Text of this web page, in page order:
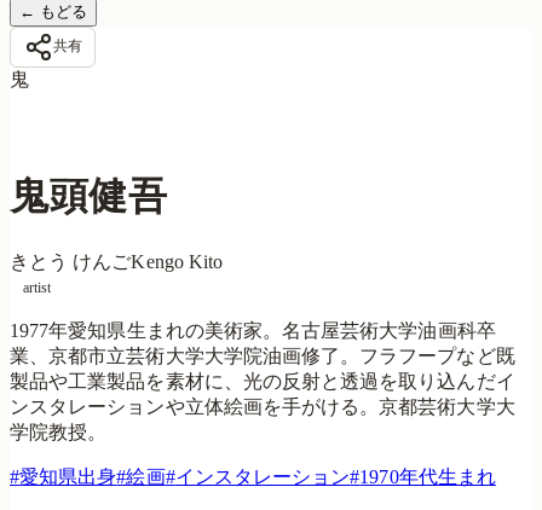
← もどる
共有
鬼
鬼頭健吾
きとう けんごKengo Kito
artist
1977年愛知県生まれの美術家。名古屋芸術大学油画科卒
業、京都市立芸術大学大学院油画修了。フラフープなど既
製品や工業製品を素材に、光の反射と透過を取り込んだイ
ンスタレーションや立体絵画を手がける。京都芸術大学大
学院教授。
#愛知県出身#絵画#インスタレーション#1970年代生まれ